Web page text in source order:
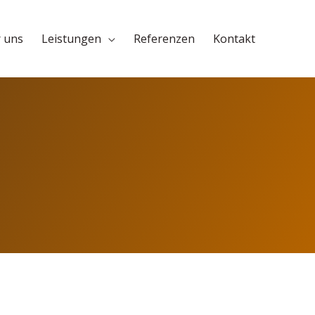
uns Leistungen Referenzen Kontakt